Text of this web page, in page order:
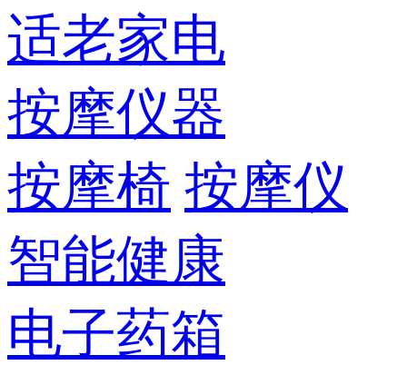
适老家电
按摩仪器
按摩椅 按摩仪
智能健康
电子药箱